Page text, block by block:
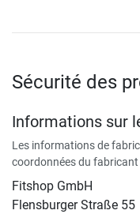
Sécurité des
Informations sur
Les informations de
coordonnées du
Fitshop GmbH
Flensburger Straße 55